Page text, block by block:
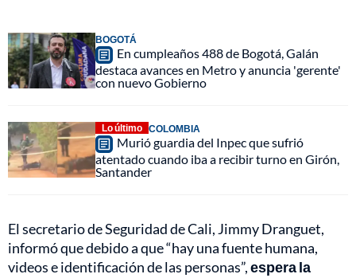
BOGOTÁ
En cumpleaños 488 de Bogotá, Galán
destaca avances en Metro y anuncia 'gerente'
con nuevo Gobierno
Lo último COLOMBIA
Murió guardia del Inpec que sufrió
atentado cuando iba a recibir turno en Girón,
Santander
El secretario de Seguridad de Cali, Jimmy Dranguet,
informó que debido a que “hay una fuente humana,
videos e identificación de las personas”,espera la